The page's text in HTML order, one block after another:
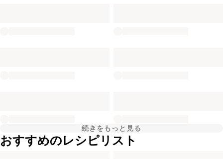
続きをもっと見る
おすすめのレシピリスト